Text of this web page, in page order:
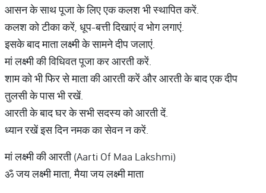
आसन के साथ पूजा के लिए एक कलश भी स्थापित करें.
कलश को टीका करें, धूप-बत्ती दिखाएं व भोग लगाएं.
इसके बाद माता लक्ष्मी के सामने दीप जलाएं.
मां लक्ष्मी की विधिवत पूजा कर आरती करें.
शाम को भी फिर से माता की आरती करें और आरती के बाद एक दीप
तुलसी के पास भी रखें.
आरती के बाद घर के सभी सदस्य को आरती दें.
ध्यान रखें इस दिन नमक का सेवन न करें.
मां लक्ष्मी की आरती (Aarti Of Maa Lakshmi)
ॐ जय लक्ष्मी माता, मैया जय लक्ष्मी माता